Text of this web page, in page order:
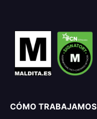
CÓMO TRABAJAMOS